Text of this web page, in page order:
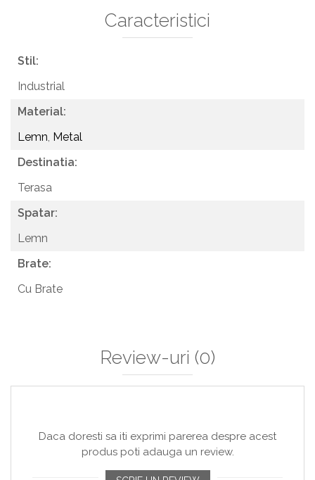
Caracteristici
Stil:
Industrial
Material:
Lemn, Metal
Destinatia:
Terasa
Spatar:
Lemn
Brate:
Cu Brate
Review-uri (0)
Daca doresti sa iti exprimi parerea despre acest
produs poti adauga un review.